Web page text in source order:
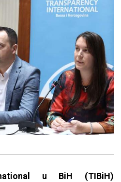
u BiH (TIBiH)